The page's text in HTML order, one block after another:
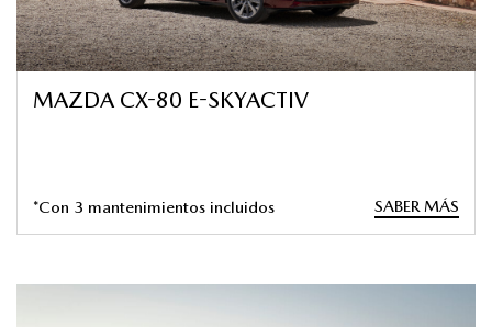
MAZDA CX-80 E-SKYACTIV
*Con 3 mantenimientos incluidos SABER MÁS